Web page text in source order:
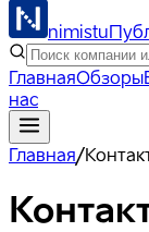
nimistu
ГлавнаяОбзоры
нас
Главная/